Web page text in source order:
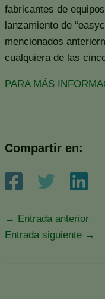
fabricantes de
lanzamiento de
mencionados
cualquiera de las
PARA MÁS
Compartir en:
← Entrada anterior
Entrada siguiente →